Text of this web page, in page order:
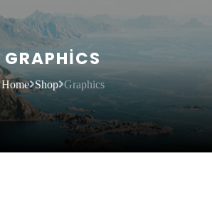
GRAPHICS
Home Shop Graphics